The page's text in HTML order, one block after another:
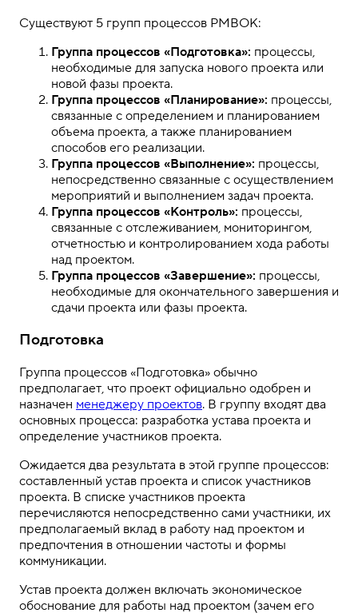
Существуют 5 групп процессов PMBOK:
Группа процессов «Подготовка»: процессы,
необходимые для запуска нового проекта или
новой фазы проекта.
Группа процессов «Планирование»: процессы,
связанные с определением и планированием
объема проекта, а также планированием
способов его реализации.
Группа процессов «Выполнение»: процессы,
непосредственно связанные с осуществлением
мероприятий и выполнением задач проекта.
Группа процессов «Контроль»: процессы,
связанные с отслеживанием, мониторингом,
отчетностью и контролированием хода работы
над проектом.
Группа процессов «Завершение»: процессы,
необходимые для окончательного завершения и
сдачи проекта или фазы проекта.
Подготовка
Группа процессов «Подготовка» обычно
предполагает, что проект официально одобрен и
назначен менеджеру проектов. В группу входят два
основных процесса: разработка устава проекта и
определение участников проекта.
Ожидается два результата в этой группе процессов:
составленный устав проекта и список участников
проекта. В списке участников проекта
перечисляются непосредственно сами участники, их
предполагаемый вклад в работу над проектом и
предпочтения в отношении частоты и формы
коммуникации.
Устав проекта должен включать экономическое
обоснование для работы над проектом (зачем его